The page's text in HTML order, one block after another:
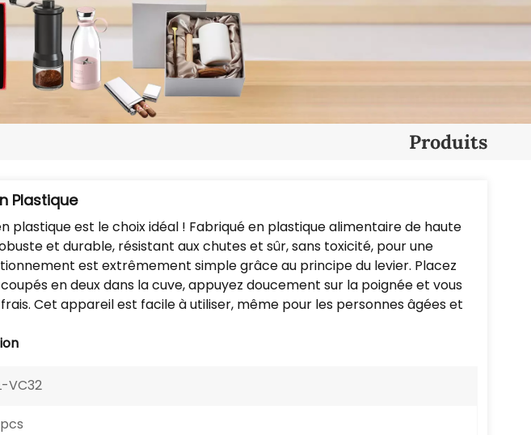
Español
Türkçe
العربية
Produits
Plastique
plastique est le choix idéal ! Fabriqué en plastique alimentaire de haute
et durable, résistant aux chutes et sûr, sans toxicité, pour une
est extrêmement simple grâce au principe du levier. Placez
en deux dans la cuve, appuyez doucement sur la poignée et vous
Cet appareil est facile à utiliser, même pour les personnes âgées et
VC32